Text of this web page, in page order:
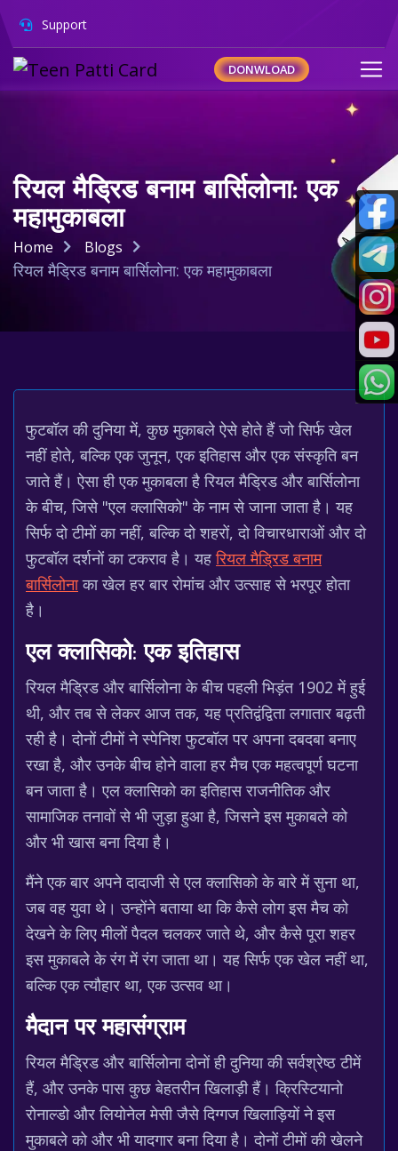
Support
DONWLOAD
रियल मैड्रिड बनाम बार्सिलोना: एक
महामुकाबला
Home Blogs
रियल मैड्रिड बनाम बार्सिलोना: एक महामुकाबला
फुटबॉल की दुनिया में, कुछ मुकाबले ऐसे होते हैं जो सिर्फ खेल
नहीं होते, बल्कि एक जुनून, एक इतिहास और एक संस्कृति बन
जाते हैं। ऐसा ही एक मुकाबला है रियल मैड्रिड और बार्सिलोना
के बीच, जिसे "एल क्लासिको" के नाम से जाना जाता है। यह
सिर्फ दो टीमों का नहीं, बल्कि दो शहरों, दो विचारधाराओं और दो
फुटबॉल दर्शनों का टकराव है। यहरियल मैड्रिड बनाम
बार्सिलोनाका खेल हर बार रोमांच और उत्साह से भरपूर होता
है।
एल क्लासिको: एक इतिहास
रियल मैड्रिड और बार्सिलोना के बीच पहली भिड़ंत 1902 में हुई
थी, और तब से लेकर आज तक, यह प्रतिद्वंद्विता लगातार बढ़ती
रही है। दोनों टीमों ने स्पेनिश फुटबॉल पर अपना दबदबा बनाए
रखा है, और उनके बीच होने वाला हर मैच एक महत्वपूर्ण घटना
बन जाता है। एल क्लासिको का इतिहास राजनीतिक और
सामाजिक तनावों से भी जुड़ा हुआ है, जिसने इस मुकाबले को
और भी खास बना दिया है।
मैंने एक बार अपने दादाजी से एल क्लासिको के बारे में सुना था,
जब वह युवा थे। उन्होंने बताया था कि कैसे लोग इस मैच को
देखने के लिए मीलों पैदल चलकर जाते थे, और कैसे पूरा शहर
इस मुकाबले के रंग में रंग जाता था। यह सिर्फ एक खेल नहीं था,
बल्कि एक त्यौहार था, एक उत्सव था।
मैदान पर महासंग्राम
रियल मैड्रिड और बार्सिलोना दोनों ही दुनिया की सर्वश्रेष्ठ टीमें
हैं, और उनके पास कुछ बेहतरीन खिलाड़ी हैं। क्रिस्टियानो
रोनाल्डो और लियोनेल मेसी जैसे दिग्गज खिलाड़ियों ने इस
मुकाबले को और भी यादगार बना दिया है। दोनों टीमों की खेलने